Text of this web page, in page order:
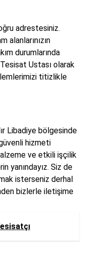
adrestesiniz.
alanlarınızın
durumlarında
Ustası olarak
titizlikle
Libadiye bölgesinde
hizmeti
ve etkili işçilik
yanındayız. Siz de
isterseniz derhal
bizlerle iletişime